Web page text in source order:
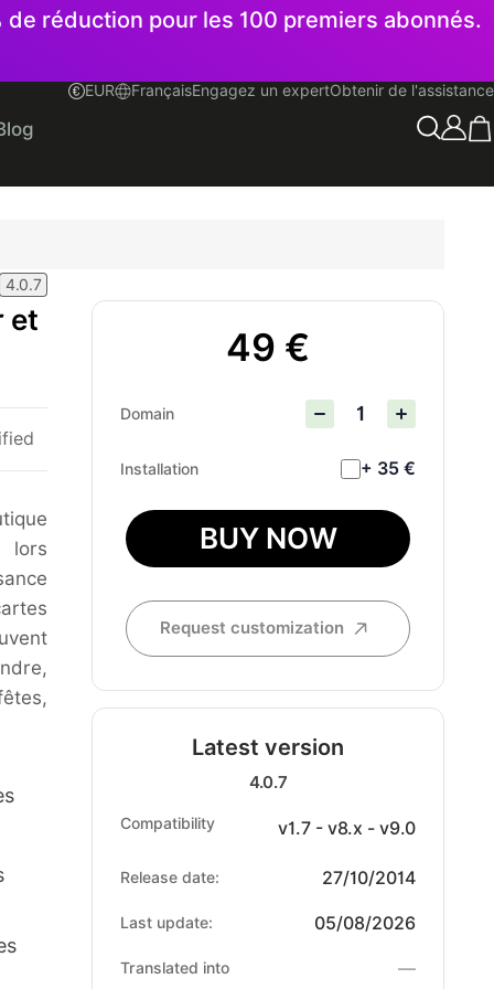
réduction pour les 100 premiers abonnés.
EUR Français
Français Engagez un expertObtenir de l'assistance
4.0.7
et
lors
49 €
Domain
Installation + 35 €
BUY NOW
Request customization
Latest version
4.0.7
Compatibility v1.7 - v8.x - v9.0
Release date: 27/10/2014
Last update: 05/08/2026
Translated into —